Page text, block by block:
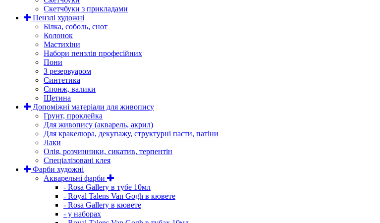
Скетчбуки з прикладами
Пензлі художні
Білка, соболь, єнот
Колонок
Мастихіни
Набори пензлів професійних
Пони
З резервуаром
Синтетика
Спонж, валики
Щетина
Допоміжні матеріали для живопису
Грунт, проклейка
Для живопису (акварель, акрил)
Для кракелюра, декупажу, структурні пасти, патіни
Лаки
Олія, розчинники, сикатив, терпентін
Спеціалізовані клея
Фарби художні
Акварельні фарби
- Rosa Gallery в тубе 10мл
- Royal Talens Van Gogh в кювете
- Rosa Gallery в кювете
- у наборах